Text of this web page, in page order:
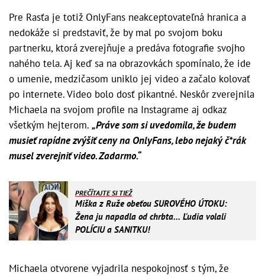
Pre Rasťa je totiž OnlyFans neakceptovateľná hranica a
nedokáže si predstaviť, že by mal po svojom boku
partnerku, ktorá zverejňuje a predáva fotografie svojho
nahého tela. Aj keď sa na obrazovkách spomínalo, že ide
o umenie, medzičasom uniklo jej video a začalo kolovať
po internete. Video bolo dosť pikantné. Neskôr zverejnila
Michaela na svojom profile na Instagrame aj odkaz
všetkým hejterom. „Práve som si uvedomila, že budem
musieť rapídne zvýšiť ceny na OnlyFans, lebo nejaký č*rák
musel zverejniť video. Zadarmo.“
PREČÍTAJTE SI TIEŽ
Miška z Ruže obeťou SUROVÉHO ÚTOKU:
Žena ju napadla od chrbta... Ľudia volali
POLÍCIU a SANITKU!
Michaela otvorene vyjadrila nespokojnosť s tým, že